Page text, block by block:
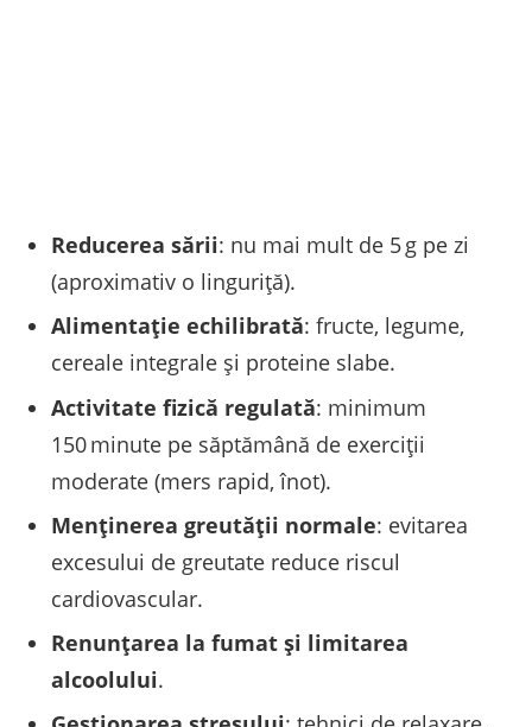
Reducerea sării: nu mai mult de 5 g pe zi
(aproximativ o linguriță).
Alimentație echilibrată: fructe, legume,
cereale integrale și proteine slabe.
Activitate fizică regulată: minimum
150 minute pe săptămână de exerciții
moderate (mers rapid, înot).
Menținerea greutății normale: evitarea
excesului de greutate reduce riscul
cardiovascular.
Renunțarea la fumat și limitarea
alcoolului.